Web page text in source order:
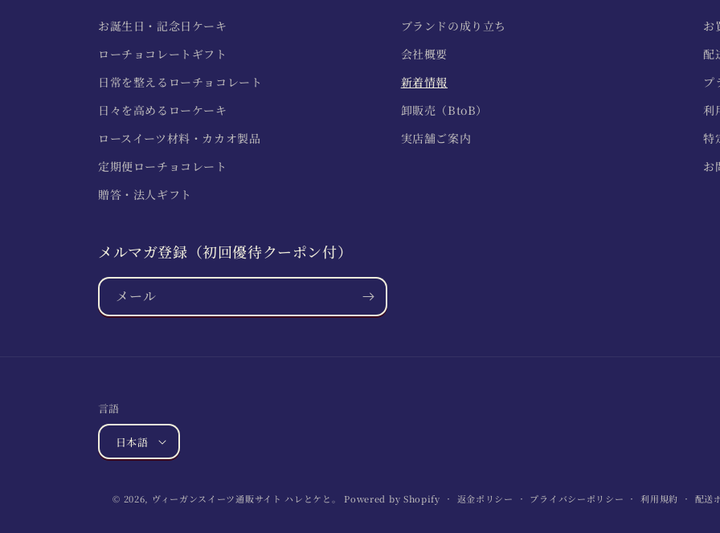
お誕生日・記念日ケーキ
ローチョコレートギフト
日常を整えるローチョコレート
日々を高めるローケーキ
ロースイーツ材料・カカオ製品
定期便ローチョコレート
贈答・法人ギフト
ブランドの成り立ち
会社概要
新着情報
卸販売（BtoB）
実店舗ご案内
お
配
プ
利
特
お
メルマガ登録（初回優待クーポン付）
メール
言語
日本語
© 2026, ヴィーガンスイーツ通販サイト ハレとケと。 Powered by Shopify 返金ポリシー プライバシーポリシー 利用規約 配送